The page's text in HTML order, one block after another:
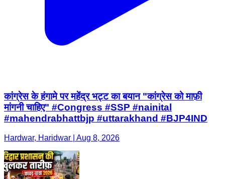
कांग्रेस के हंगामे पर महेंद्र भट्ट का बयान "कांग्रेस को माफ़ी
मांगनी चाहिए" #Congress #SSP #nainital
#mahendrabhattbjp #uttarakhand #BJP4IND
Hardwar, Haridwar | Aug 8, 2026